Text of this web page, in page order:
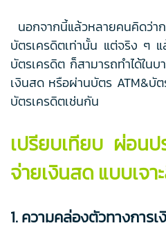
นอกจากนี้แล้วหลายคนคิดว่า
บัตรเครดิตเท่านั้น แต่จริง ๆ
บัตรเครดิต ก็สามารถทำได้ใน
เงินสด หรือผ่านบัตร ATM&บั
บัตรเครดิตเช่นกัน
เปรียบเทียบ ผ่อน
จ่ายเงินสด แบบเจา
1. ความคล่องตัวทางการเ